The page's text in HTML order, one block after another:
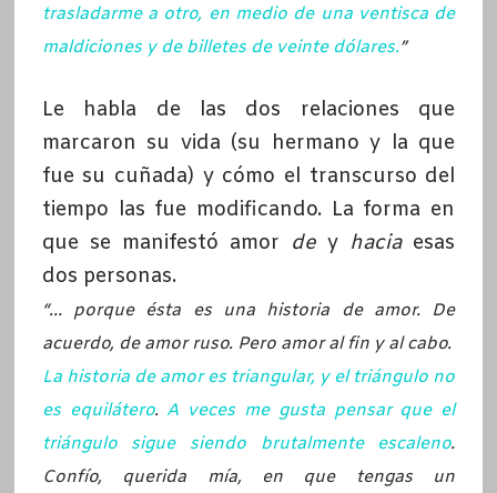
trasladarme a otro, en medio de una ventisca de
maldiciones y de billetes de veinte dólares.”
Le habla de las dos relaciones que
marcaron su vida (su hermano y la que
fue su cuñada) y cómo el transcurso del
tiempo las fue modificando. La forma en
que se manifestó amor de y haciaesas
dos personas.
“… porque ésta es una historia de amor. De
acuerdo, de amor ruso. Pero amor al fin y al cabo.
La historia de amor es triangular, y el triángulo no
es equilátero.A veces me gusta pensar que el
triángulo sigue siendo brutalmente escaleno.
Confío, querida mía, en que tengas un